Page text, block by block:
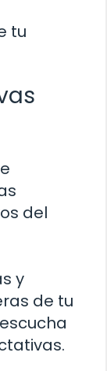
tu
del
y
de tu